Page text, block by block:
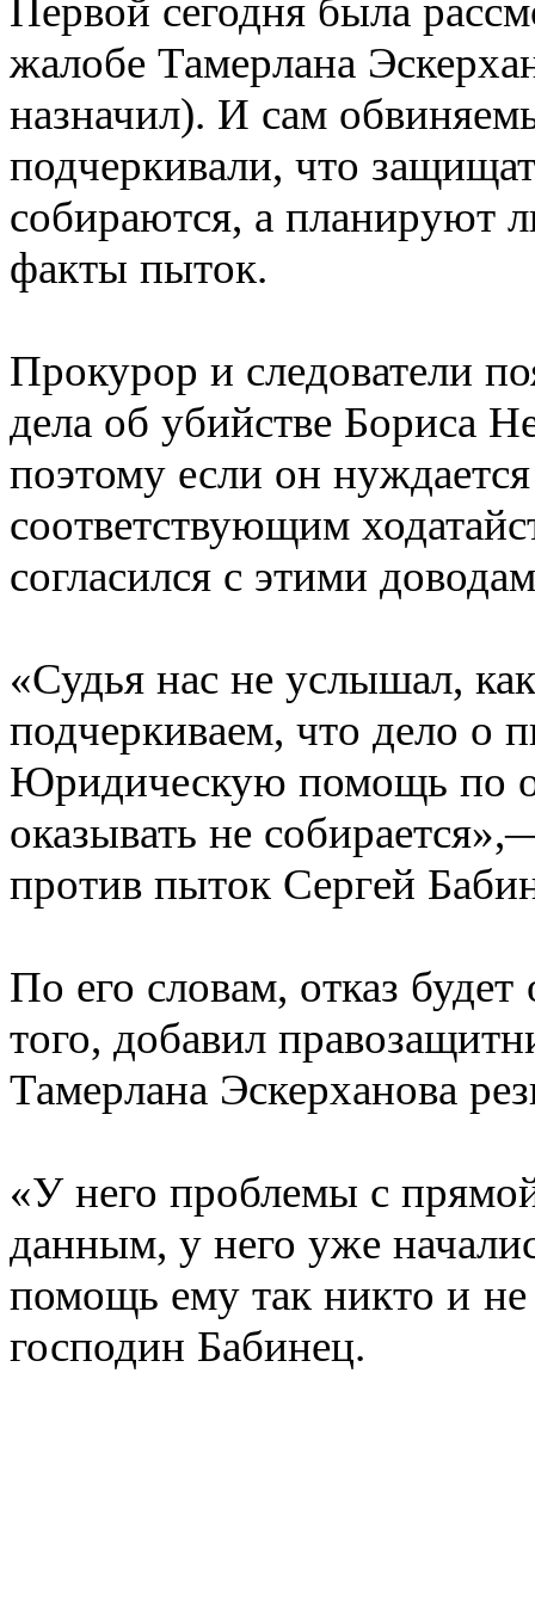
Первой сегодня была
жалобе Тамерлана
назначил). И сам
подчеркивали, что
собираются, а планируют
факты пыток.
Прокурор и следователи
дела об убийстве Бориса
поэтому если он
соответствующим
согласился с этими
«Судья нас не услышал,
подчеркиваем, что дело о
Юридическую помощь по
оказывать не
против пыток Сергей
По его словам, отказ
того, добавил
Тамерлана Эскерханова
«У него проблемы с
данным, у него уже
помощь ему так никто и
господин Бабинец.